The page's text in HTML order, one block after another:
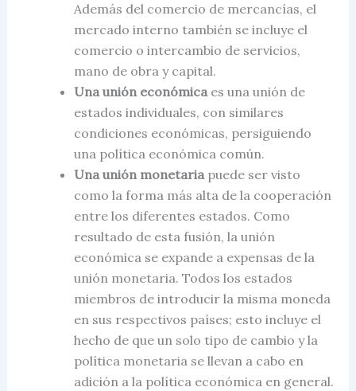
Además del comercio de mercancías, el
mercado interno también se incluye el
comercio o intercambio de servicios,
mano de obra y capital.
Una unión económicaes una unión de
estados individuales, con similares
condiciones económicas, persiguiendo
una política económica común.
Una unión monetariapuede ser visto
como la forma más alta de la cooperación
entre los diferentes estados. Como
resultado de esta fusión, la unión
económica se expande a expensas de la
unión monetaria. Todos los estados
miembros de introducir la misma moneda
en sus respectivos países; esto incluye el
hecho de que un solo tipo de cambio y la
política monetaria se llevan a cabo en
adición a la política económica en general.